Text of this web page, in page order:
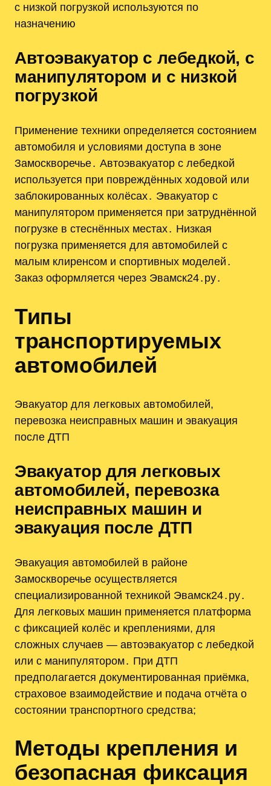
с низкой погрузкой используются по
назначению
Автоэвакуатор с лебедкой, с
манипулятором и с низкой
погрузкой
Применение техники определяется состоянием
автомобиля и условиями доступа в зоне
Замоскворечье․ Автоэвакуатор с лебедкой
используется при повреждённых ходовой или
заблокированных колёсах․ Эвакуатор с
манипулятором применяется при затруднённой
погрузке в стеснённых местах․ Низкая
погрузка применяется для автомобилей с
малым клиренсом и спортивных моделей․
Заказ оформляется через Эвамск24․ру․
Типы
транспортируемых
автомобилей
Эвакуатор для легковых автомобилей,
перевозка неисправных машин и эвакуация
после ДТП
Эвакуатор для легковых
автомобилей, перевозка
неисправных машин и
эвакуация после ДТП
Эвакуация автомобилей в районе
Замоскворечье осуществляется
специализированной техникой Эвамск24․ру․
Для легковых машин применяется платформа
с фиксацией колёс и креплениями, для
сложных случаев — автоэвакуатор с лебедкой
или с манипулятором․ При ДТП
предполагается документированная приёмка,
страховое взаимодействие и подача отчёта о
состоянии транспортного средства;
Методы крепления и
безопасная фиксация